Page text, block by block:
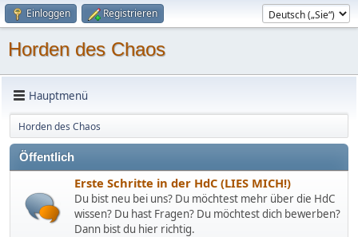
Einloggen Registrieren
Horden des Chaos
Hauptmenü
Horden des Chaos
Öffentlich
Erste Schritte in der HdC (LIES MICH!)
Du bist neu bei uns? Du möchtest mehr über die HdC
wissen? Du hast Fragen? Du möchtest dich bewerben?
Dann bist du hier richtig.